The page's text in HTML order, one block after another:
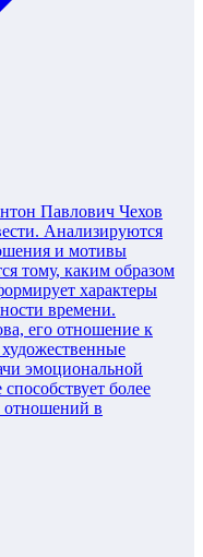
Павлович Чехов
Анализируются
и мотивы
тому, каким образом
характеры
времени.
его отношение к
эмоциональной
более
отношений в